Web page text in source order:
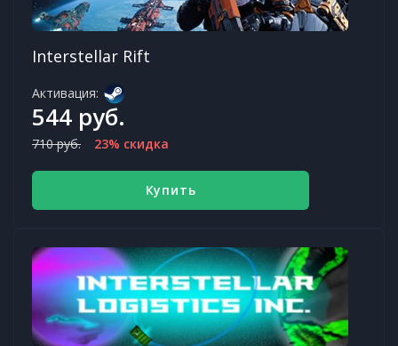
Interstellar Rift
Активация:
544 руб.
710 руб. 23% скидка
Купить